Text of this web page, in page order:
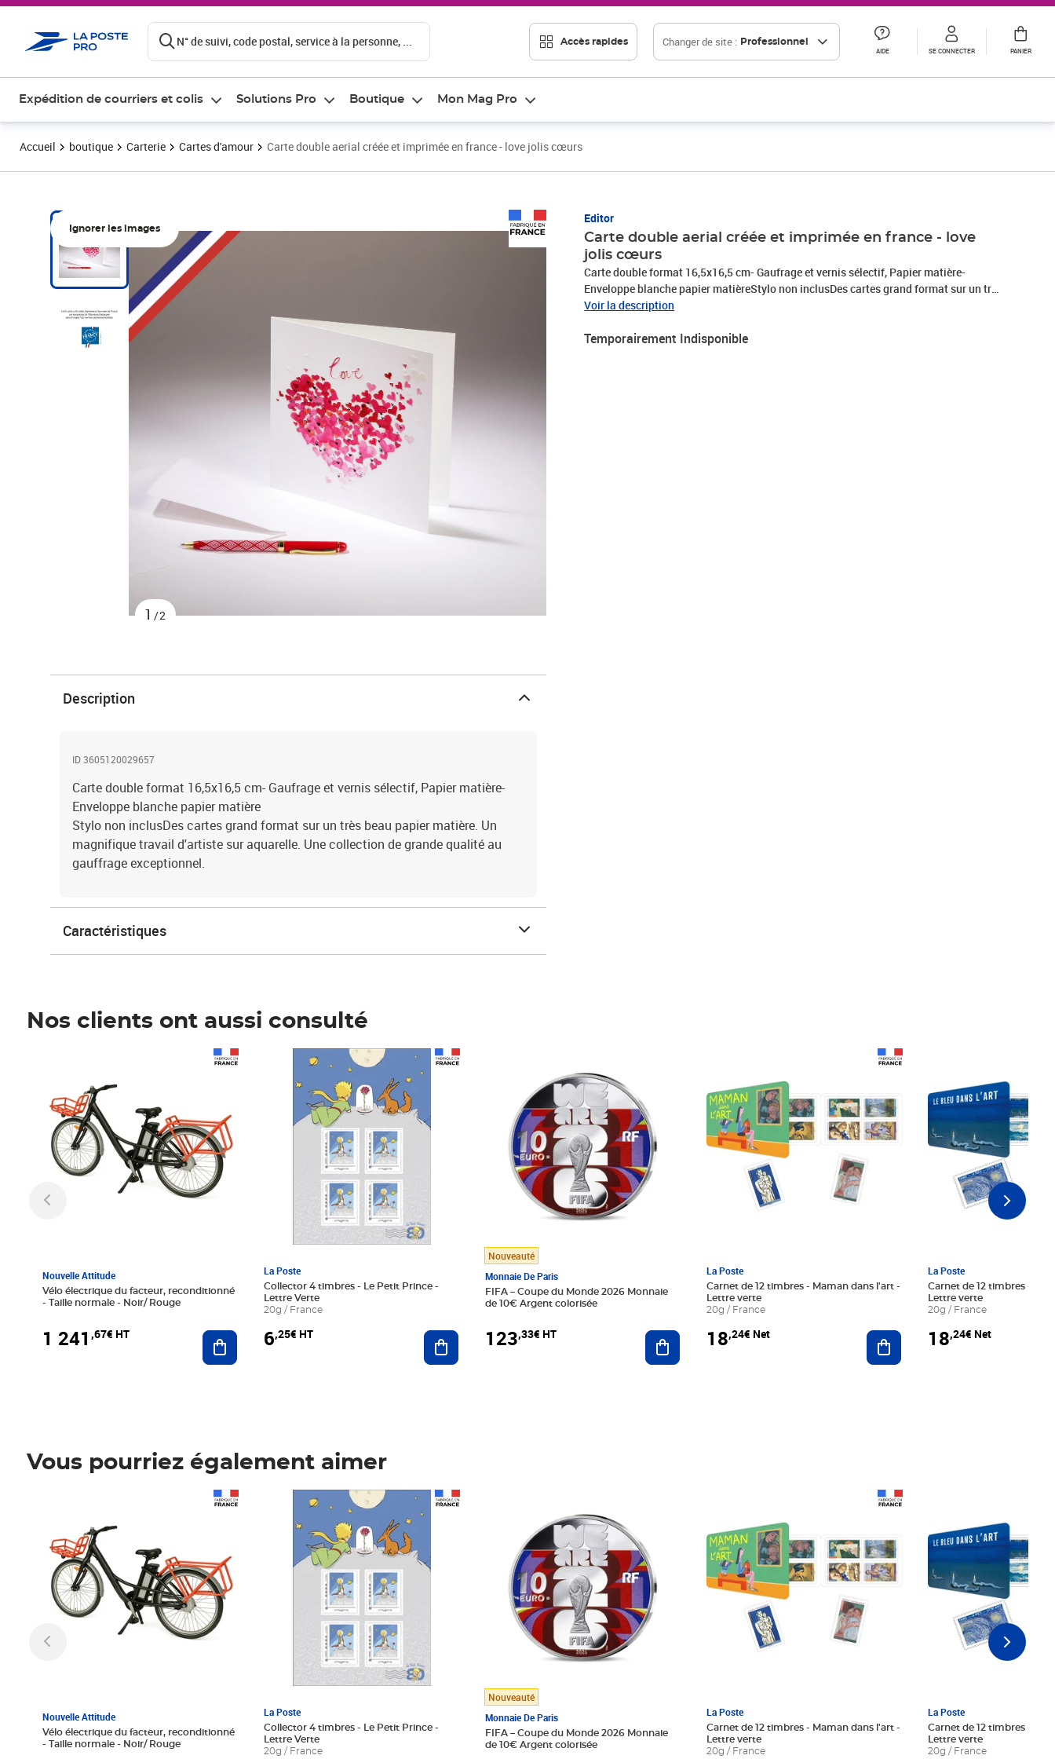
N° de suivi, code postal, service à la personne, ... Accès rapides Changer de site : Professionnel
AIDE SE CONNECTER PANIER
Expédition de courriers et colis Solutions Pro Boutique Mon Mag Pro
Accueil boutique Carterie Cartes d'amour Carte double aerial créée et imprimée en france - love jolis cœurs
Ignorer les images
1 /2
Editor
Carte double aerial créée et imprimée en france - love
jolis cœurs
Carte double format 16,5x16,5 cm- Gaufrage et vernis sélectif, Papier matière-
Enveloppe blanche papier matièreStylo non inclusDes cartes grand format sur un très
beau papier matière. Un magnifique travail d'artiste sur aquarelle. Une collection de
Voir la description
Temporairement Indisponible
Description
ID 3605120029657
Carte double format 16,5x16,5 cm- Gaufrage et vernis sélectif, Papier matière-
Enveloppe blanche papier matière
Stylo non inclusDes cartes grand format sur un très beau papier matière. Un
magnifique travail d'artiste sur aquarelle. Une collection de grande qualité au
gauffrage exceptionnel.
Caractéristiques
Nos clients ont aussi consulté
Nouvelle Attitude
Vélo électrique du facteur, reconditionné
- Taille normale - Noir/ Rouge
1 241 ,67€ HT Ajouter au panier
La Poste
Collector 4 timbres - Le Petit Prince -
Lettre Verte
20g / France
6,25€ HT
Prix 6,25€ HT
Ajouter au panier
Nouveauté
Monnaie De Paris
FIFA – Coupe du Monde 2026 Monnaie
de 10€ Argent colorisée
123,33€ HT Ajouter au panier
La Poste
Carnet de 12 timbres - Maman dans l'art -
Lettre verte
20g / France
18,24€ Net Ajouter au panier
La Poste
Carnet de 12 timbres - Le
Lettre verte
20g / France
18,24€ Net
Vous pourriez également aimer
Nouvelle Attitude
Vélo électrique du facteur, reconditionné
- Taille normale - Noir/ Rouge
La Poste
Collector 4 timbres - Le Petit Prince -
Lettre Verte
20g / France
Prix 6,25€ HT
Nouveauté
Monnaie De Paris
FIFA – Coupe du Monde 2026 Monnaie
de 10€ Argent colorisée
La Poste
Carnet de 12 timbres - Maman dans l'art -
Lettre verte
20g / France
La Poste
Carnet de 12 timbres - Le
Lettre verte
20g / France